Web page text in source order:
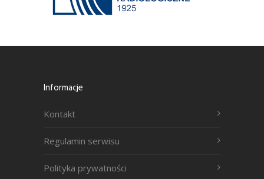
Informacje
Kontakt
Regulamin serwisu
Polityka prywatności